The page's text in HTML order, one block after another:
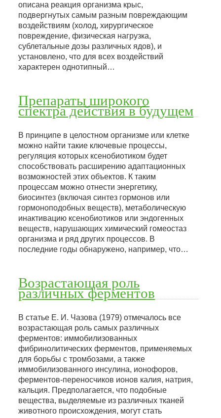
описана реакция организма крыс,
подвергнутых самым разным повреждающим
воздействиям (холод, хирургическое
повреждение, физическая нагрузка,
сублетальные дозы различных ядов), и
установлено, что для всех воздействий
характерен однотипный…
Препараты широкого
спектра действия в будущем
В принципе в целостном организме или клетке
можно найти такие ключевые процессы,
регуляция которых ксенобиотиком будет
способствовать расширению адаптационных
возможностей этих объектов. К таким
процессам можно отнести энергетику,
биосинтез (включая синтез гормонов или
гормоноподобных веществ), метаболическую
инактивацию ксенобиотиков или эндогенных
веществ, нарушающих химический гомеостаз
организма и ряд других процессов. В
последние годы обнаружено, например, что…
Возрастающая роль
различных ферментов
В статье Е. И. Чазова (1979) отмечалось все
возрастающая роль самых различных
ферментов: иммобилизованных
фибринолитических ферментов, применяемых
для борьбы с тромбозами, а также
иммобилизованного инсулина, ионофоров,
ферментов-переносчиков ионов калия, натрия,
кальция. Предполагается, что подобные
вещества, выделяемые из различных тканей
животного происхождения, могут стать